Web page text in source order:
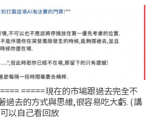
=====現在的市場跟過去完全不
過去的方式與思維,很容易吃大虧. (講
以自己看回放